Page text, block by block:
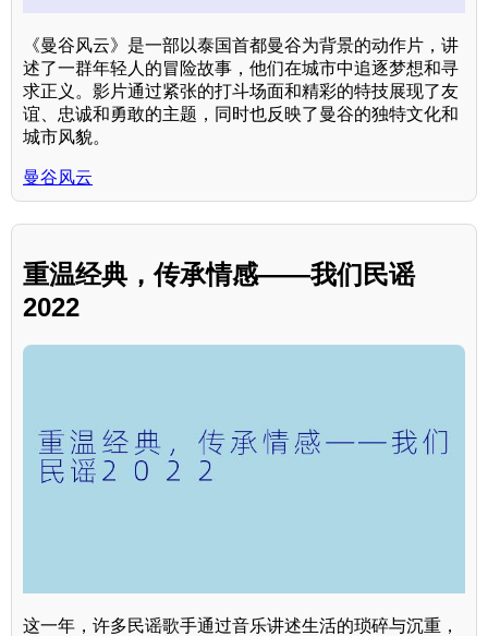
《曼谷风云》是一部以泰国首都曼谷为背景的动作片，讲
述了一群年轻人的冒险故事，他们在城市中追逐梦想和寻
求正义。影片通过紧张的打斗场面和精彩的特技展现了友
谊、忠诚和勇敢的主题，同时也反映了曼谷的独特文化和
城市风貌。
曼谷风云
重温经典，传承情感——我们民谣
2022
这一年，许多民谣歌手通过音乐讲述生活的琐碎与沉重，